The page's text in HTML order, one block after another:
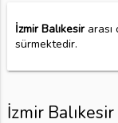
İzmir Balıkesirarası
sürmektedir.
İzmir